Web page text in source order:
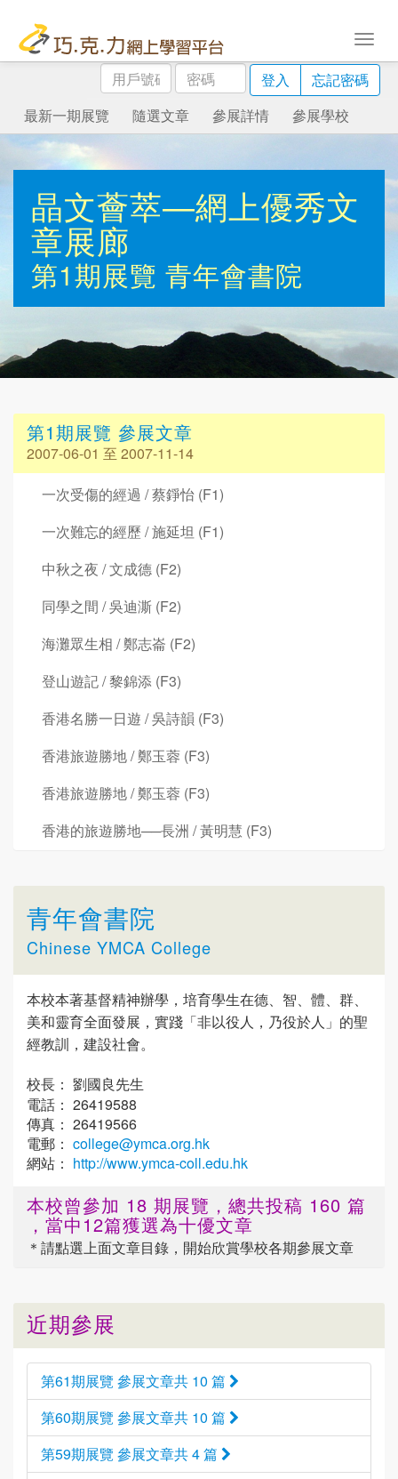
用
戶
號
碼
密
碼
登入
忘記密碼
最新一期展覽
隨選文章 參展詳情 參展學校
晶文薈萃—網上優秀文
章展廊
第1期展覽 青年會書院
第1期展覽 參展文章
2007-06-01 至 2007-11-14
一次受傷的經過 / 蔡錚怡 (F1)
一次難忘的經歷 / 施延坦 (F1)
中秋之夜 / 文成德 (F2)
同學之間 / 吳迪澌 (F2)
海灘眾生相 / 鄭志崙 (F2)
登山遊記 / 黎錦添 (F3)
香港名勝一日遊 / 吳詩韻 (F3)
香港旅遊勝地 / 鄭玉蓉 (F3)
香港旅遊勝地 / 鄭玉蓉 (F3)
香港的旅遊勝地──長洲 / 黃明慧 (F3)
青年會書院
Chinese YMCA College
本校本著基督精神辦學，培育學生在德、智、體、群、
美和靈育全面發展，實踐「非以役人，乃役於人」的聖
經教訓，建設社會。
校長： 劉國良先生
電話： 26419588
傳真： 26419566
電郵： college@ymca.org.hk
網站： http://www.ymca-coll.edu.hk
本校曾參加 18 期展覽，總共投稿 160 篇
，當中12篇獲選為十優文章
＊請點選上面文章目錄，開始欣賞學校各期參展文章
近期參展
第61期展覽 參展文章共 10 篇
第60期展覽 參展文章共 10 篇
第59期展覽 參展文章共 4 篇